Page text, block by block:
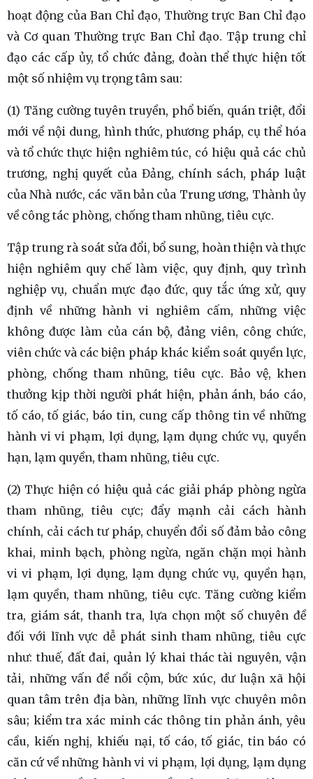
hoạt động của Ban Chỉ đạo, Thường trực Ban Chỉ đạo
và Cơ quan Thường trực Ban Chỉ đạo. Tập trung chỉ
đạo các cấp ủy, tổ chức đảng, đoàn thể thực hiện tốt
một số nhiệm vụ trọng tâm sau:
(1) Tăng cường tuyên truyền, phổ biến, quán triệt, đổi
mới về nội dung, hình thức, phương pháp, cụ thể hóa
và tổ chức thực hiện nghiêm túc, có hiệu quả các chủ
trương, nghị quyết của Đảng, chính sách, pháp luật
của Nhà nước, các văn bản của Trung ương, Thành ủy
về công tác phòng, chống tham nhũng, tiêu cực.
Tập trung rà soát sửa đổi, bổ sung, hoàn thiện và thực
hiện nghiêm quy chế làm việc, quy định, quy trình
nghiệp vụ, chuẩn mực đạo đức, quy tắc ứng xử, quy
định về những hành vi nghiêm cấm, những việc
không được làm của cán bộ, đảng viên, công chức,
viên chức và các biện pháp khác kiểm soát quyền lực,
phòng, chống tham nhũng, tiêu cực. Bảo vệ, khen
thưởng kịp thời người phát hiện, phản ánh, báo cáo,
tố cáo, tố giác, báo tin, cung cấp thông tin về những
hành vi vi phạm, lợi dụng, lạm dụng chức vụ, quyền
hạn, lạm quyền, tham nhũng, tiêu cực.
(2) Thực hiện có hiệu quả các giải pháp phòng ngừa
tham nhũng, tiêu cực; đẩy mạnh cải cách hành
chính, cải cách tư pháp, chuyển đổi số đảm bảo công
khai, minh bạch, phòng ngừa, ngăn chặn mọi hành
vi vi phạm, lợi dụng, lạm dụng chức vụ, quyền hạn,
lạm quyền, tham nhũng, tiêu cực. Tăng cường kiểm
tra, giám sát, thanh tra, lựa chọn một số chuyên đề
đối với lĩnh vực dễ phát sinh tham nhũng, tiêu cực
như: thuế, đất đai, quản lý khai thác tài nguyên, vận
tải, những vấn đề nổi cộm, bức xúc, dư luận xã hội
quan tâm trên địa bàn, những lĩnh vực chuyên môn
sâu; kiểm tra xác minh các thông tin phản ánh, yêu
cầu, kiến nghị, khiếu nại, tố cáo, tố giác, tin báo có
căn cứ về những hành vi vi phạm, lợi dụng, lạm dụng